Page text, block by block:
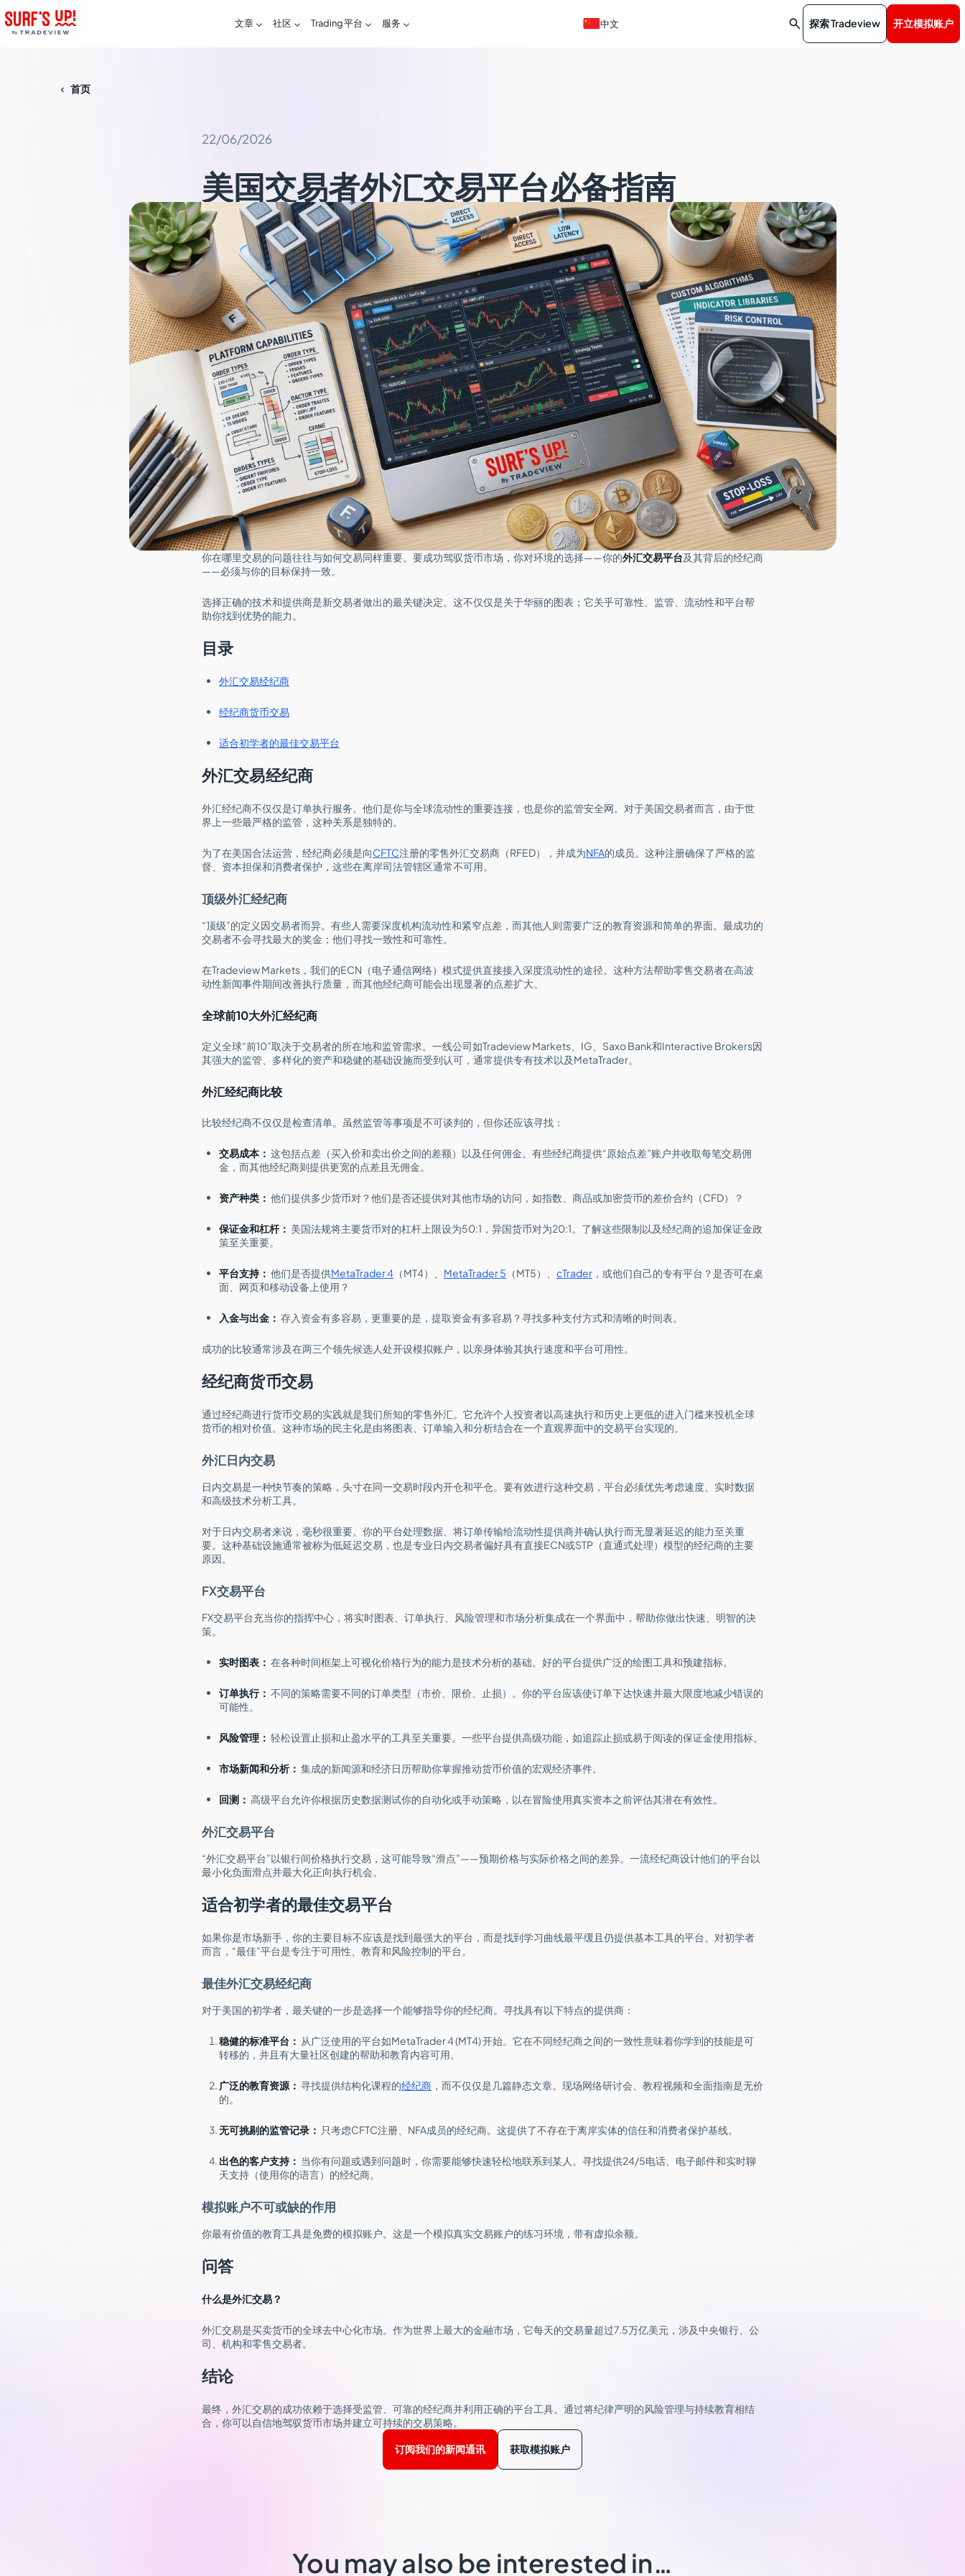
文章 社区  Trading 平台  服务  中文  探索 Tradeview 开立模拟账户
 首页
22/06/2026
美国交易者外汇交易平台必备指南
你在哪里交易的问题往往与如何交易同样重要。要成功驾驭货币市场，你对环境的选择——你的外汇交易平台及其背后的经纪商
——必须与你的目标保持一致。
选择正确的技术和提供商是新交易者做出的最关键决定。这不仅仅是关于华丽的图表；它关乎可靠性、监管、流动性和平台帮
助你找到优势的能力。
目录
外汇交易经纪商
经纪商货币交易
适合初学者的最佳交易平台
外汇交易经纪商
外汇经纪商不仅仅是订单执行服务。他们是你与全球流动性的重要连接，也是你的监管安全网。对于美国交易者而言，由于世
界上一些最严格的监管，这种关系是独特的。
为了在美国合法运营，经纪商必须是向CFTC注册的零售外汇交易商（RFED），并成为NFA的成员。这种注册确保了严格的监
督、资本担保和消费者保护，这些在离岸司法管辖区通常不可用。
顶级外汇经纪商
“顶级”的定义因交易者而异。有些人需要深度机构流动性和紧窄点差，而其他人则需要广泛的教育资源和简单的界面。最成功的
交易者不会寻找最大的奖金；他们寻找一致性和可靠性。
在Tradeview Markets，我们的ECN（电子通信网络）模式提供直接接入深度流动性的途径。这种方法帮助零售交易者在高波
动性新闻事件期间改善执行质量，而其他经纪商可能会出现显著的点差扩大。
全球前10大外汇经纪商
定义全球“前10”取决于交易者的所在地和监管需求。一线公司如Tradeview Markets、IG、Saxo Bank和Interactive Brokers因
其强大的监管、多样化的资产和稳健的基础设施而受到认可，通常提供专有技术以及MetaTrader。
外汇经纪商比较
比较经纪商不仅仅是检查清单。虽然监管等事项是不可谈判的，但你还应该寻找：
交易成本： 这包括点差（买入价和卖出价之间的差额）以及任何佣金。有些经纪商提供“原始点差”账户并收取每笔交易佣
金，而其他经纪商则提供更宽的点差且无佣金。
资产种类： 他们提供多少货币对？他们是否还提供对其他市场的访问，如指数、商品或加密货币的差价合约（CFD）？
保证金和杠杆： 美国法规将主要货币对的杠杆上限设为50:1，异国货币对为20:1。了解这些限制以及经纪商的追加保证金政
策至关重要。
平台支持： 他们是否提供MetaTrader 4 （MT4）、 MetaTrader 5 （MT5）、 cTrader ，或他们自己的专有平台？是否可在桌
面、网页和移动设备上使用？
入金与出金： 存入资金有多容易，更重要的是，提取资金有多容易？寻找多种支付方式和清晰的时间表。
成功的比较通常涉及在两三个领先候选人处开设模拟账户，以亲身体验其执行速度和平台可用性。
经纪商货币交易
通过经纪商进行货币交易的实践就是我们所知的零售外汇。它允许个人投资者以高速执行和历史上更低的进入门槛来投机全球
货币的相对价值。这种市场的民主化是由将图表、订单输入和分析结合在一个直观界面中的交易平台实现的。
外汇日内交易
日内交易是一种快节奏的策略，头寸在同一交易时段内开仓和平仓。要有效进行这种交易，平台必须优先考虑速度、实时数据
和高级技术分析工具。
对于日内交易者来说，毫秒很重要。你的平台处理数据、将订单传输给流动性提供商并确认执行而无显著延迟的能力至关重
要。这种基础设施通常被称为低延迟交易，也是专业日内交易者偏好具有直接ECN或STP（直通式处理）模型的经纪商的主要
原因。
FX交易平台
FX交易平台充当你的指挥中心，将实时图表、订单执行、风险管理和市场分析集成在一个界面中，帮助你做出快速、明智的决
策。
实时图表： 在各种时间框架上可视化价格行为的能力是技术分析的基础。好的平台提供广泛的绘图工具和预建指标。
订单执行： 不同的策略需要不同的订单类型（市价、限价、止损）。你的平台应该使订单下达快速并最大限度地减少错误的
可能性。
风险管理： 轻松设置止损和止盈水平的工具至关重要。一些平台提供高级功能，如追踪止损或易于阅读的保证金使用指标。
市场新闻和分析： 集成的新闻源和经济日历帮助你掌握推动货币价值的宏观经济事件。
回测： 高级平台允许你根据历史数据测试你的自动化或手动策略，以在冒险使用真实资本之前评估其潜在有效性。
外汇交易平台
“外汇交易平台”以银行间价格执行交易，这可能导致“滑点”——预期价格与实际价格之间的差异。一流经纪商设计他们的平台以
最小化负面滑点并最大化正向执行机会。
适合初学者的最佳交易平台
如果你是市场新手，你的主要目标不应该是找到最强大的平台，而是找到学习曲线最平缓且仍提供基本工具的平台。对初学者
而言，“最佳”平台是专注于可用性、教育和风险控制的平台。
最佳外汇交易经纪商
对于美国的初学者，最关键的一步是选择一个能够指导你的经纪商。寻找具有以下特点的提供商：
稳健的标准平台： 从广泛使用的平台如MetaTrader 4 (MT4) 开始。它在不同经纪商之间的一致性意味着你学到的技能是可
转移的，并且有大量社区创建的帮助和教育内容可用。
广泛的教育资源： 寻找提供结构化课程的经纪商 ，而不仅仅是几篇静态文章。现场网络研讨会、教程视频和全面指南是无价
的。
无可挑剔的监管记录： 只考虑CFTC注册、NFA成员的经纪商。这提供了不存在于离岸实体的信任和消费者保护基线。
出色的客户支持： 当你有问题或遇到问题时，你需要能够快速轻松地联系到某人。寻找提供24/5电话、电子邮件和实时聊
天支持（使用你的语言）的经纪商。
模拟账户不可或缺的作用
你最有价值的教育工具是免费的模拟账户。这是一个模拟真实交易账户的练习环境，带有虚拟余额。
问答
什么是外汇交易？
外汇交易是买卖货币的全球去中心化市场。作为世界上最大的金融市场，它每天的交易量超过7.5万亿美元，涉及中央银行、公
司、机构和零售交易者。
结论
最终，外汇交易的成功依赖于选择受监管、可靠的经纪商并利用正确的平台工具。通过将纪律严明的风险管理与持续教育相结
合，你可以自信地驾驭货币市场并建立可持续的交易策略。
订阅我们的新闻通讯 获取模拟账户
You may also be interested in…